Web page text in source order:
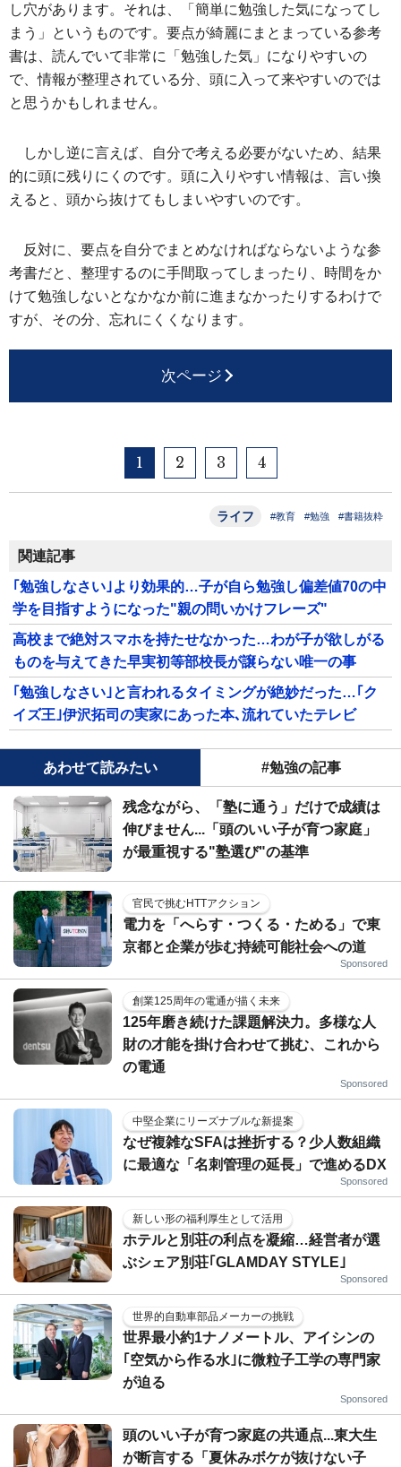
し穴があります。それは、「簡単に勉強した気になってし
まう」というものです。要点が綺麗にまとまっている参考
書は、読んでいて非常に「勉強した気」になりやすいの
で、情報が整理されている分、頭に入って来やすいのでは
と思うかもしれません。
しかし逆に言えば、自分で考える必要がないため、結果
的に頭に残りにくのです。頭に入りやすい情報は、言い換
えると、頭から抜けてもしまいやすいのです。
反対に、要点を自分でまとめなければならないような参
考書だと、整理するのに手間取ってしまったり、時間をか
けて勉強しないとなかなか前に進まなかったりするわけで
すが、その分、忘れにくくなります。
次ページ
1 2 3 4
ライフ #教育 #勉強 #書籍抜粋
関連記事
｢勉強しなさい｣より効果的…子が自ら勉強し偏差値70の中
学を目指すようになった"親の問いかけフレーズ"
高校まで絶対スマホを持たせなかった…わが子が欲しがる
ものを与えてきた早実初等部校長が譲らない唯一の事
｢勉強しなさい｣と言われるタイミングが絶妙だった…｢ク
イズ王｣伊沢拓司の実家にあった本､流れていたテレビ
あわせて読みたい #勉強の記事
残念ながら、「塾に通う」だけで成績は
伸びません...「頭のいい子が育つ家庭」
が最重視する"塾選び"の基準
官民で挑むHTTアクション
電力を「へらす・つくる・ためる」で東
京都と企業が歩む持続可能社会への道
Sponsored
創業125周年の電通が描く未来
125年磨き続けた課題解決力。多様な人
財の才能を掛け合わせて挑む、これから
の電通
Sponsored
中堅企業にリーズナブルな新提案
なぜ複雑なSFAは挫折する？少人数組織
に最適な「名刺管理の延長」で進めるDX
Sponsored
新しい形の福利厚生として活用
ホテルと別荘の利点を凝縮…経営者が選
ぶシェア別荘｢GLAMDAY STYLE｣
Sponsored
世界的自動車部品メーカーの挑戦
世界最小約1ナノメートル、アイシンの
｢空気から作る水｣に微粒子工学の専門家
が迫る
Sponsored
頭のいい子が育つ家庭の共通点...東大生
が断言する「夏休みボケが抜けない子